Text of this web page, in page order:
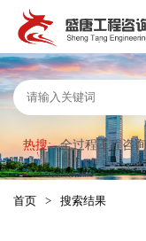
热搜: 全过程工程咨询
首页 > 搜索结果